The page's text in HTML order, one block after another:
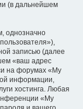
(в дальнейшем
однозначно
записью (далее
«ваш адрес
на форумах «My
информации,
хостинга. Любая
«My